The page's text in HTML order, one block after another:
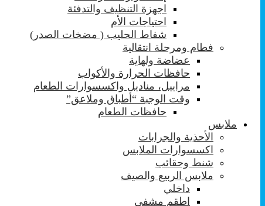
اجهزة التنظيف والتدفئة
احتياجات الأم
شفاط الحليب ( مضخات الصدر)
فطام ومرحلة انتقالية
عضاضة ولهاية
حافظات الحرارة والأكواب
مراييل، مناديل واكسسوارات الطعام
وقت الوجبة “أطباق وملاعق”
حافظات الطعام
ملابس
الأحذية والجرابات
اكسسوارات الملابس
شنط وحقائب
ملابس الربيع والصيف
داخلي
اطقم مشفى